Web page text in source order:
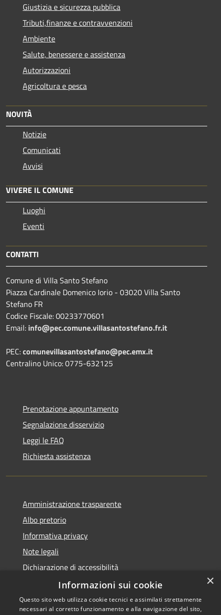
Giustizia e sicurezza pubblica
Tributi,finanze e contravvenzioni
Ambiente
Salute, benessere e assistenza
Autorizzazioni
Agricoltura e pesca
NOVITÀ
Notizie
Comunicati
Avvisi
VIVERE IL COMUNE
Luoghi
Eventi
CONTATTI
Comune di Villa Santo Stefano
Piazza Cardinale Domenico Iorio - 03020 Villa Santo
Stefano FR
Codice Fiscale: 00233770601
Email: info@pec.comune.villasantostefano.fr.it
PEC:comunevillasantostefano@pec.emx.it
Centralino Unico: 0775-632125
Prenotazione appuntamento
Segnalazione disservizio
Leggi le FAQ
Richiesta assistenza
Amministrazione trasparente
Albo pretorio
Informativa privacy
Note legali
Dichiarazione di accessibilità
Meccanismo di Feedback
×
Informazioni sui cookie
Questo sito web utilizza cookie tecnici e assimilati strettamente
necessari al corretto funzionamento e alla navigazione del sito,